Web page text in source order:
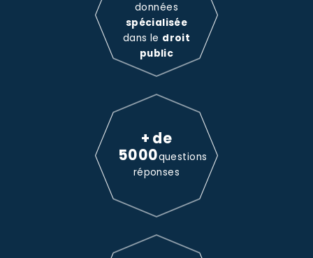
données
spécialisée
dans le droit
public
+ de
5000questions
réponses